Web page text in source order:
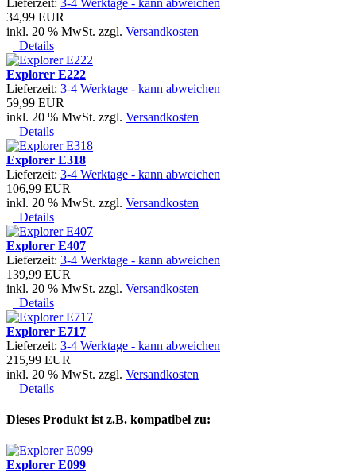
34,99 EUR
inkl. 20 % MwSt. zzgl. Versandkosten
Details
Explorer E222
Lieferzeit: 3-4 Werktage - kann abweichen
59,99 EUR
inkl. 20 % MwSt. zzgl. Versandkosten
Details
Explorer E318
Lieferzeit: 3-4 Werktage - kann abweichen
106,99 EUR
inkl. 20 % MwSt. zzgl. Versandkosten
Details
Explorer E407
Lieferzeit: 3-4 Werktage - kann abweichen
139,99 EUR
inkl. 20 % MwSt. zzgl. Versandkosten
Details
Explorer E717
Lieferzeit: 3-4 Werktage - kann abweichen
215,99 EUR
inkl. 20 % MwSt. zzgl. Versandkosten
Details
Dieses Produkt ist z.B. kompatibel zu:
Explorer E099